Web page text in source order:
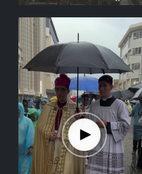
el recorrido del Divino Salvador del
Steven Anzora